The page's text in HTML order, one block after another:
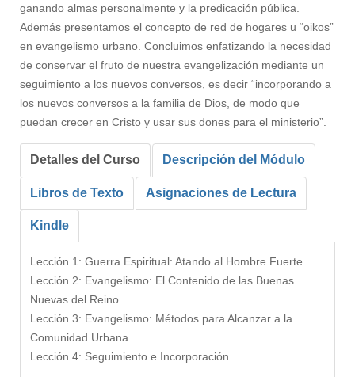
ganando almas personalmente y la predicación pública.
Además presentamos el concepto de red de hogares u “oikos”
en evangelismo urbano. Concluimos enfatizando la necesidad
de conservar el fruto de nuestra evangelización mediante un
seguimiento a los nuevos conversos, es decir “incorporando a
los nuevos conversos a la familia de Dios, de modo que
puedan crecer en Cristo y usar sus dones para el ministerio”.
Detalles del Curso Descripción del Módulo
Libros de Texto Asignaciones de Lectura
Kindle
Lección 1: Guerra Espiritual: Atando al Hombre Fuerte
Lección 2: Evangelismo: El Contenido de las Buenas
Nuevas del Reino
Lección 3: Evangelismo: Métodos para Alcanzar a la
Comunidad Urbana
Lección 4: Seguimiento e Incorporación